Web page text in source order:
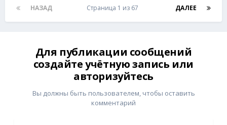
НАЗАД ДАЛЕЕ
Страница 1 из 67
Для публикации сообщений
создайте учётную запись или
авторизуйтесь
Вы должны быть пользователем, чтобы оставить
комментарий